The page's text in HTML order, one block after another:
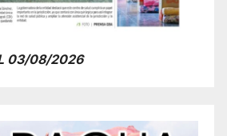
03/08/2026